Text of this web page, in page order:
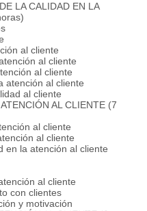
LA CALIDAD EN LA
al cliente
al cliente
al cliente
al cliente
al cliente
AL CLIENTE (7
al cliente
al cliente
la atención al cliente
al cliente
con clientes
y motivación